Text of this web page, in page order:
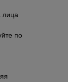
лица
по